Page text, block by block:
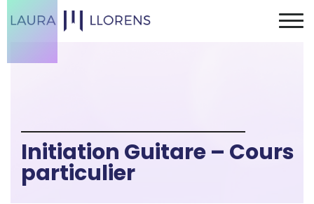
Initiation Guitare – Cours
particulier